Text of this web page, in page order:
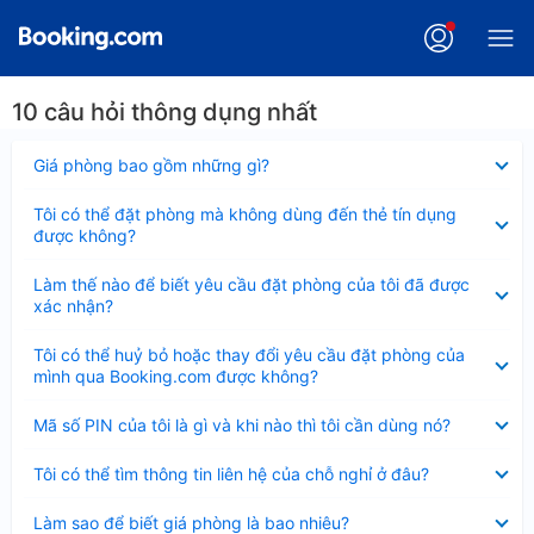
10 câu hỏi thông dụng nhất
Giá phòng bao gồm những gì?
thu
Tôi có thể đặt phòng mà không dùng đến thẻ tín dụng
được không?
thu
gọn
Làm thế nào để biết yêu cầu đặt phòng của tôi đã được
xác nhận?
thu
gọn
Tôi có thể huỷ bỏ hoặc thay đổi yêu cầu đặt phòng của
mình qua Booking.com được không?
thu
gọn
Mã số PIN của tôi là gì và khi nào thì tôi cần dùng nó?
thu
Tôi có thể tìm thông tin liên hệ của chỗ nghỉ ở đâu?
thu
Làm sao để biết giá phòng là bao nhiêu?
thu